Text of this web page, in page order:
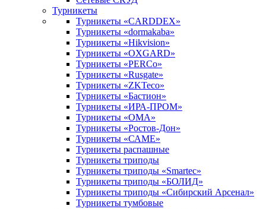
Турникеты
Турникеты «CARDDEX»
Турникеты «dormakaba»
Турникеты «Hikvision»
Турникеты «OXGARD»
Турникеты «PERCo»
Турникеты «Rusgate»
Турникеты «ZKTeco»
Турникеты «Бастион»
Турникеты «ИРА-ПРОМ»
Турникеты «ОМА»
Турникеты «Ростов-Дон»
Турникеты «САМЕ»
Турникеты распашные
Турникеты триподы
Турникеты триподы «Smartec»
Турникеты триподы «БОЛИД»
Турникеты триподы «Сибирский Арсенал»
Турникеты тумбовые